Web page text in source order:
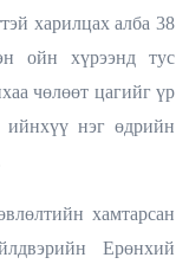
харилцах алба 38
ойн хүрээнд тус
чөлөөт цагийг үр
ийнхүү нэг өдрийн
хамтарсан
Ерөнхий